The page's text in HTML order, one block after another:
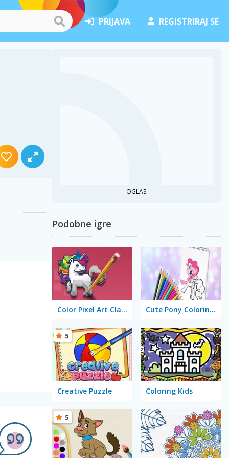
PRIJAVA REGISTRIRAJ SE
OGLAS
Podobne igre
Color Pixel Art Classic Cute Pony Coloring Book
Creative Puzzle
5
Coloring Kids
5